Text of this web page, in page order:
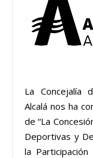
La Concejalía
Alcalá nos ha
de “La
Deportivas y
la Participación